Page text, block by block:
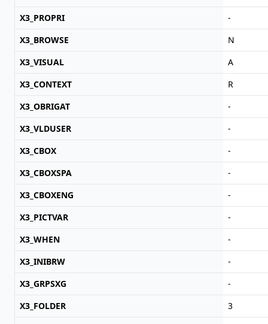
X3_PROPRI
-
X3_BROWSE
N
X3_VISUAL
A
X3_CONTEXT
R
X3_OBRIGAT
-
X3_VLDUSER
-
X3_CBOX
-
X3_CBOXSPA
-
X3_CBOXENG
-
X3_PICTVAR
-
X3_WHEN
-
X3_INIBRW
-
X3_GRPSXG
-
X3_FOLDER
3